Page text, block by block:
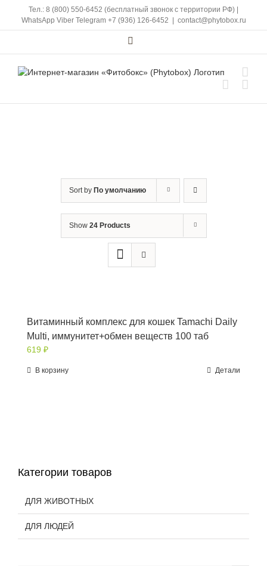
content
Тел.: 8 (800) 550-6452 (бесплатный звонок с территории РФ)
WhatsApp Viber Telegram +7 (936) 126-6452 contact@phytobox.ru
Sort by По умолчанию
Show 24 Products
Витаминный комплекс для кошек Tamachi Daily
Multi, иммунитет+обмен веществ 100 таб
619 ₽
В корзину Детали
Категории товаров
ДЛЯ ЖИВОТНЫХ
ДЛЯ ЛЮДЕЙ